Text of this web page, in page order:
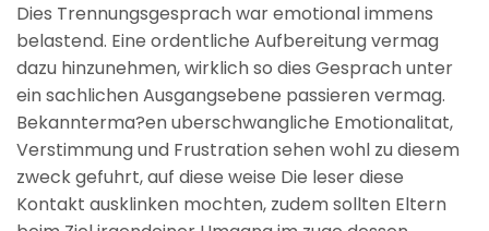
Dies Trennungsgesprach war emotional immens
belastend. Eine ordentliche Aufbereitung vermag
dazu hinzunehmen, wirklich so dies Gesprach unter
ein sachlichen Ausgangsebene passieren vermag.
Bekannterma?en uberschwangliche Emotionalitat,
Verstimmung und Frustration sehen wohl zu diesem
zweck gefuhrt, auf diese weise Die leser diese
Kontakt ausklinken mochten, zudem sollten Eltern